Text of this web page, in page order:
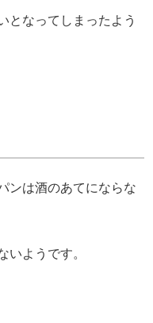
となってしまったよう
ンは酒のあてにならな
いようです。